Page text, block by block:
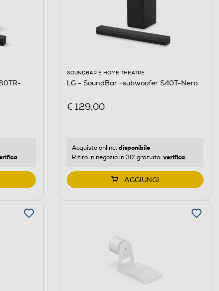
SOUNDBAR E HOME THEATRE
LG - SoundBar +subwoofer S40T-Nero
€ 129,00
Acquisto online: disponibile
Ritiro in negozio in 30' gratuito: verifica
AGGIUNGI